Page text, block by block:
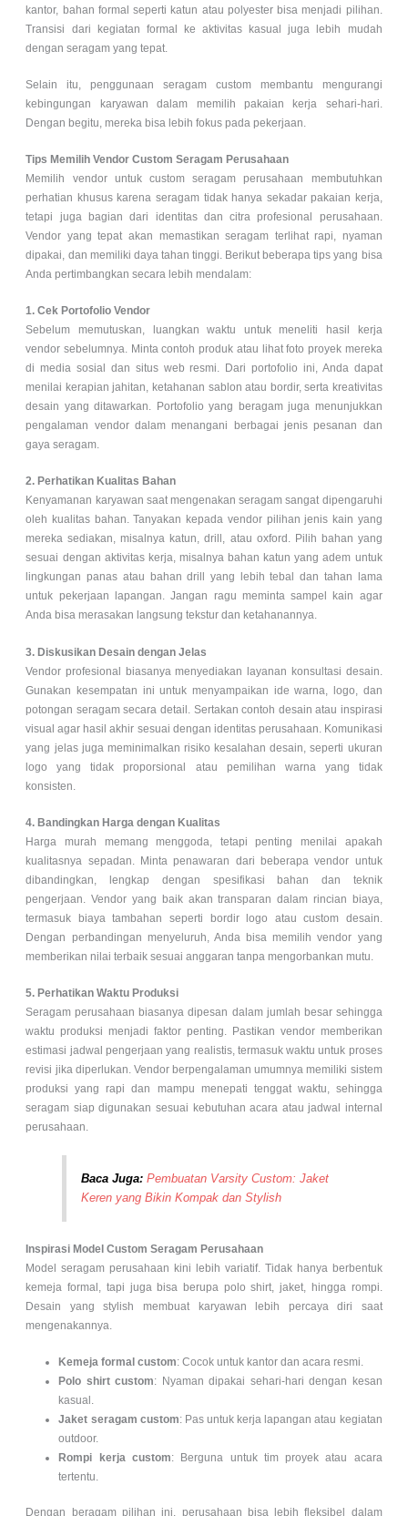
kantor, bahan formal seperti katun atau polyester bisa menjadi pilihan.
Transisi dari kegiatan formal ke aktivitas kasual juga lebih mudah
dengan seragam yang tepat.
Selain itu, penggunaan seragam custom membantu mengurangi
kebingungan karyawan dalam memilih pakaian kerja sehari-hari.
Dengan begitu, mereka bisa lebih fokus pada pekerjaan.
Tips Memilih Vendor Custom Seragam Perusahaan
Memilih vendor untuk custom seragam perusahaan membutuhkan
perhatian khusus karena seragam tidak hanya sekadar pakaian kerja,
tetapi juga bagian dari identitas dan citra profesional perusahaan.
Vendor yang tepat akan memastikan seragam terlihat rapi, nyaman
dipakai, dan memiliki daya tahan tinggi. Berikut beberapa tips yang bisa
Anda pertimbangkan secara lebih mendalam:
1. Cek Portofolio Vendor
Sebelum memutuskan, luangkan waktu untuk meneliti hasil kerja
vendor sebelumnya. Minta contoh produk atau lihat foto proyek mereka
di media sosial dan situs web resmi. Dari portofolio ini, Anda dapat
menilai kerapian jahitan, ketahanan sablon atau bordir, serta kreativitas
desain yang ditawarkan. Portofolio yang beragam juga menunjukkan
pengalaman vendor dalam menangani berbagai jenis pesanan dan
gaya seragam.
2. Perhatikan Kualitas Bahan
Kenyamanan karyawan saat mengenakan seragam sangat dipengaruhi
oleh kualitas bahan. Tanyakan kepada vendor pilihan jenis kain yang
mereka sediakan, misalnya katun, drill, atau oxford. Pilih bahan yang
sesuai dengan aktivitas kerja, misalnya bahan katun yang adem untuk
lingkungan panas atau bahan drill yang lebih tebal dan tahan lama
untuk pekerjaan lapangan. Jangan ragu meminta sampel kain agar
Anda bisa merasakan langsung tekstur dan ketahanannya.
3. Diskusikan Desain dengan Jelas
Vendor profesional biasanya menyediakan layanan konsultasi desain.
Gunakan kesempatan ini untuk menyampaikan ide warna, logo, dan
potongan seragam secara detail. Sertakan contoh desain atau inspirasi
visual agar hasil akhir sesuai dengan identitas perusahaan. Komunikasi
yang jelas juga meminimalkan risiko kesalahan desain, seperti ukuran
logo yang tidak proporsional atau pemilihan warna yang tidak
konsisten.
4. Bandingkan Harga dengan Kualitas
Harga murah memang menggoda, tetapi penting menilai apakah
kualitasnya sepadan. Minta penawaran dari beberapa vendor untuk
dibandingkan, lengkap dengan spesifikasi bahan dan teknik
pengerjaan. Vendor yang baik akan transparan dalam rincian biaya,
termasuk biaya tambahan seperti bordir logo atau custom desain.
Dengan perbandingan menyeluruh, Anda bisa memilih vendor yang
memberikan nilai terbaik sesuai anggaran tanpa mengorbankan mutu.
5. Perhatikan Waktu Produksi
Seragam perusahaan biasanya dipesan dalam jumlah besar sehingga
waktu produksi menjadi faktor penting. Pastikan vendor memberikan
estimasi jadwal pengerjaan yang realistis, termasuk waktu untuk proses
revisi jika diperlukan. Vendor berpengalaman umumnya memiliki sistem
produksi yang rapi dan mampu menepati tenggat waktu, sehingga
seragam siap digunakan sesuai kebutuhan acara atau jadwal internal
perusahaan.
Baca Juga: Pembuatan Varsity Custom: Jaket
Keren yang Bikin Kompak dan Stylish
Inspirasi Model Custom Seragam Perusahaan
Model seragam perusahaan kini lebih variatif. Tidak hanya berbentuk
kemeja formal, tapi juga bisa berupa polo shirt, jaket, hingga rompi.
Desain yang stylish membuat karyawan lebih percaya diri saat
mengenakannya.
Kemeja formal custom: Cocok untuk kantor dan acara resmi.
Polo shirt custom: Nyaman dipakai sehari-hari dengan kesan
kasual.
Jaket seragam custom: Pas untuk kerja lapangan atau kegiatan
outdoor.
Rompi kerja custom: Berguna untuk tim proyek atau acara
tertentu.
Dengan beragam pilihan ini, perusahaan bisa lebih fleksibel dalam